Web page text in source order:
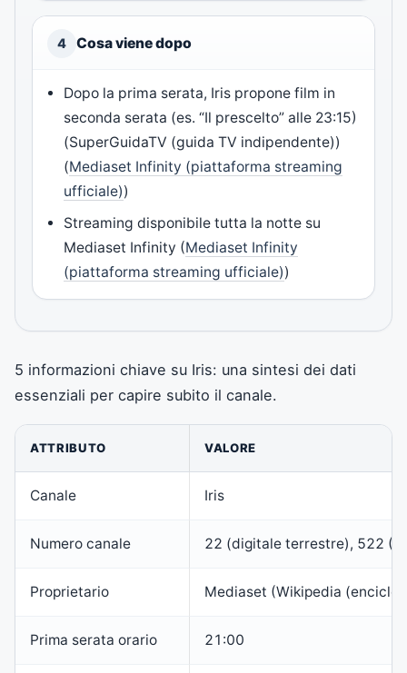
4 Cosa viene dopo
Dopo la prima serata, Iris propone film in
seconda serata (es. “Il prescelto” alle 23:15)
(SuperGuidaTV (guida TV indipendente))
(Mediaset Infinity (piattaforma streaming
ufficiale))
Streaming disponibile tutta la notte su
Mediaset Infinity (Mediaset Infinity
(piattaforma streaming ufficiale))
5 informazioni chiave su Iris: una sintesi dei dati
essenziali per capire subito il canale.
ATTRIBUTO VALORE
Canale Iris
Numero canale 22 (digitale terrestre), 522
Proprietario Mediaset (Wikipedia
Prima serata orario 21:00